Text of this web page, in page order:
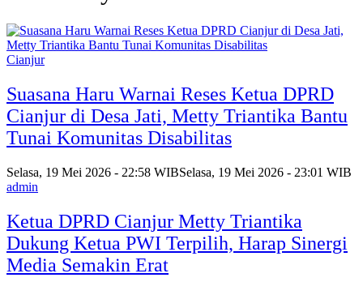
Cianjur
Suasana Haru Warnai Reses Ketua DPRD
Cianjur di Desa Jati, Metty Triantika Bantu
Tunai Komunitas Disabilitas
Selasa, 19 Mei 2026 - 22:58 WIBSelasa, 19 Mei 2026 - 23:01 WIB
admin
Ketua DPRD Cianjur Metty Triantika
Dukung Ketua PWI Terpilih, Harap Sinergi
Media Semakin Erat